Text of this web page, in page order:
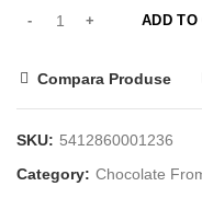
ADD TO
Compara Produse
SKU: 5412860001236
Category: Chocolate